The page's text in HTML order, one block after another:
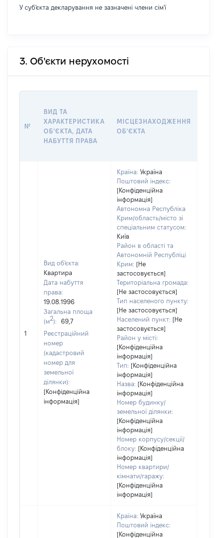
У суб'єкта декларування не зазначені члени сім'ї
3. Об'єкти нерухомості
№
ВИД ТА
ХАРАКТЕРИСТИКА
ОБʼЄКТА, ДАТА
НАБУТТЯ ПРАВА
МІСЦЕЗНАХОДЖЕННЯ
ОБʼЄКТА
1
Вид об'єкта:
Квартира
Дата набуття
права:
19.08.1996
Загальна площа
(м2):
69,7
Реєстраційний
номер
(кадастровий
номер для
земельної
ділянки):
[Конфіденційна
інформація]
Країна: Україна
Поштовий індекс:
[Конфіденційна
інформація]
Автономна Республіка
Крим/область/місто зі
спеціальним статусом:
Київ
Район в області та
Автономній Республіці
Крим: [Не
застосовується]
Територіальна громада:
[Не застосовується]
Тип населеного пункту:
[Не застосовується]
Населений пункт: [Не
застосовується]
Район у місті:
[Конфіденційна
інформація]
Тип: [Конфіденційна
інформація]
Назва: [Конфіденційна
інформація]
Номер будинку/
земельної ділянки:
[Конфіденційна
інформація]
Номер корпусу/секції/
блоку: [Конфіденційна
інформація]
Номер квартири/
кімнати/гаражу:
[Конфіденційна
інформація]
Країна: Україна
Поштовий індекс:
[Конфіденційна